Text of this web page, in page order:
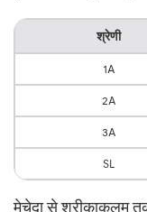
श्रेणी
1A
2A
3A
SL
मेचेदा से श्रीकाकुलम